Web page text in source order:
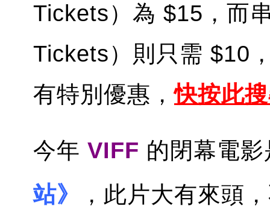
Tickets）為 $15，而
Tickets）則只需 $10
有特別優惠，快按此搜
今年 VIFF 的閉幕電
站》
，此片大有來頭